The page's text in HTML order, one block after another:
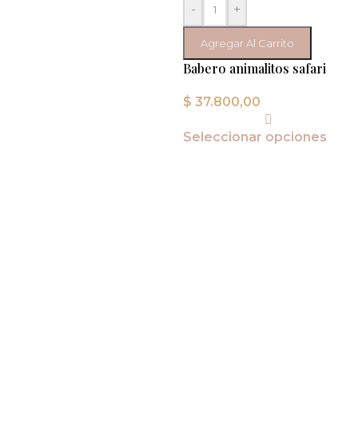
- +
Agregar Al Carrito
Babero animalitos safari
$ 37.800,00
Seleccionar opciones